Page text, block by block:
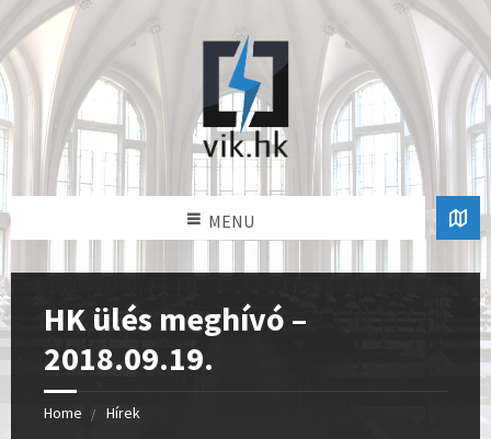
MENU
HK ülés meghívó –
2018.09.19.
Home Hírek